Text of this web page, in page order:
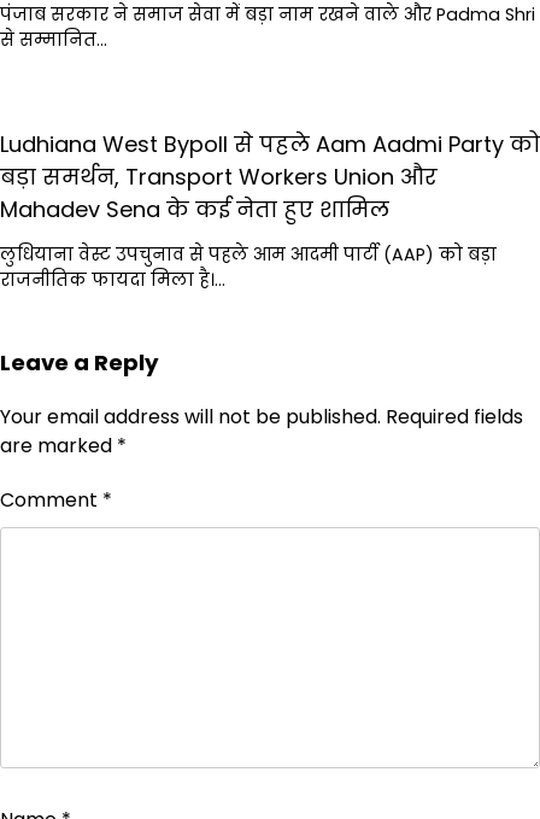
पंजाब सरकार ने समाज सेवा में बड़ा नाम रखने वाले और Padma Shri
से सम्मानित…
Ludhiana West Bypoll से पहले Aam Aadmi Party को
बड़ा समर्थन, Transport Workers Union और
Mahadev Sena के कई नेता हुए शामिल
लुधियाना वेस्ट उपचुनाव से पहले आम आदमी पार्टी (AAP) को बड़ा
राजनीतिक फायदा मिला है।…
Leave a Reply
Your email address will not be published. Required fields
are marked *
Comment *